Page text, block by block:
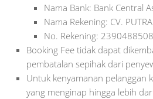
Nama Bank: Bank Central
Nama Rekening: CV. PUTRA
No. Rekening: 2390488508
Booking Fee tidak dapat
pembatalan sepihak dari
Untuk kenyamanan pelanggan
yang menginap hingga lebih